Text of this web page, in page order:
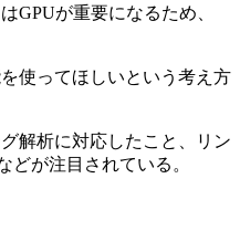
GPUが重要になるため、
使ってほしいという考え方
解析に対応したこと、リン
どが注目されている。